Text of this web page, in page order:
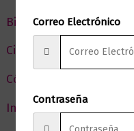
Bienestar
Ciencia y Conocimiento
Cómic y Fantasía
Infantil y Juvenil
Correo Electrónico
Contraseña